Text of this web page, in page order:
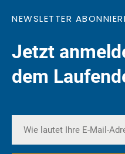
NEWSLETTER
Jetzt
dem